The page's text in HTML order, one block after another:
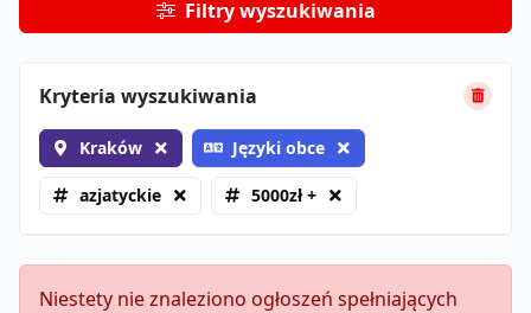
Filtry wyszukiwania
Kryteria wyszukiwania
Kraków Języki obce
azjatyckie 5000zł +
Niestety nie znaleziono ogłoszeń spełniających